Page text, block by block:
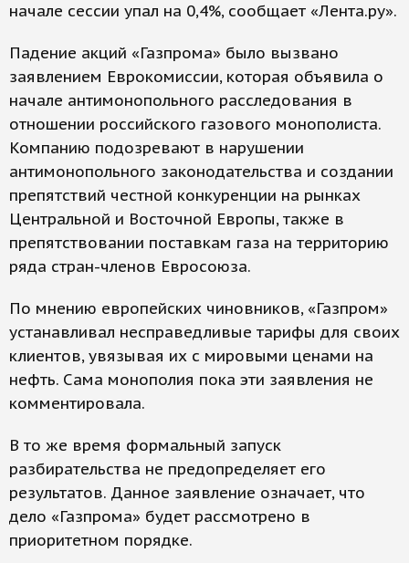
начале сессии упал на 0,4%, сообщает «Лента.ру».
Падение акций «Газпрома» было вызвано
заявлением Еврокомиссии, которая объявила о
начале антимонопольного расследования в
отношении российского газового монополиста.
Компанию подозревают в нарушении
антимонопольного законодательства и создании
препятствий честной конкуренции на рынках
Центральной и Восточной Европы, также в
препятствовании поставкам газа на территорию
ряда стран-членов Евросоюза.
По мнению европейских чиновников, «Газпром»
устанавливал несправедливые тарифы для своих
клиентов, увязывая их с мировыми ценами на
нефть. Сама монополия пока эти заявления не
комментировала.
В то же время формальный запуск
разбирательства не предопределяет его
результатов. Данное заявление означает, что
дело «Газпрома» будет рассмотрено в
приоритетном порядке.